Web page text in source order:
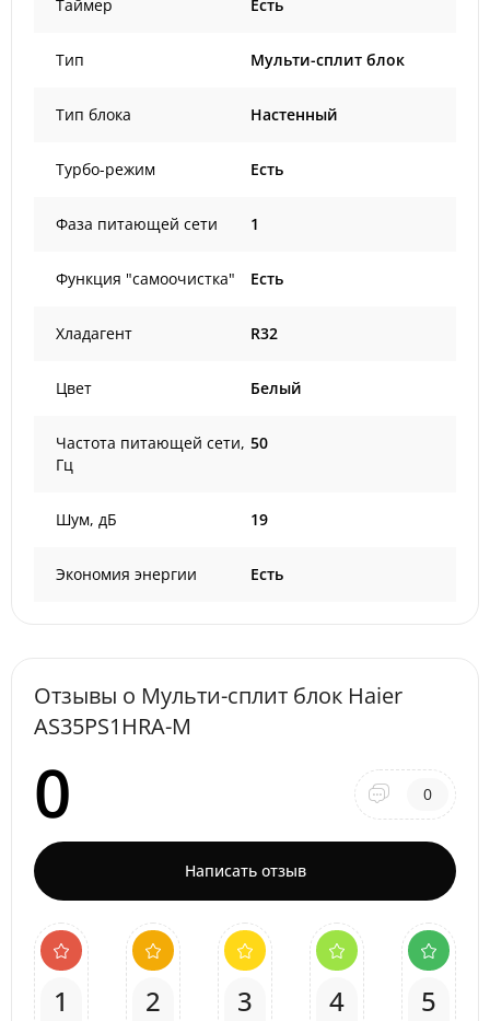
Таймер Есть
Тип Мульти-сплит блок
Тип блока Настенный
Турбо-режим Есть
Фаза питающей сети 1
Функция "самоочистка" Есть
Хладагент R32
Цвет Белый
Частота питающей сети,
Гц
50
Шум, дБ 19
Экономия энергии Есть
Отзывы о Мульти-сплит блок Haier
AS35PS1HRA-M
0 0
Написать отзыв
1 2 3 4 5